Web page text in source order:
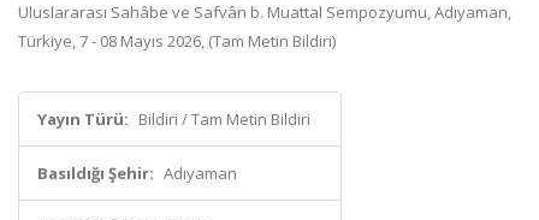
Uluslararası Sahâbe ve Safvân b. Muattal Sempozyumu, Adıyaman,
Türkiye, 7 - 08 Mayıs 2026, (Tam Metin Bildiri)
Yayın Türü: Bildiri / Tam Metin Bildiri
Basıldığı Şehir: Adıyaman